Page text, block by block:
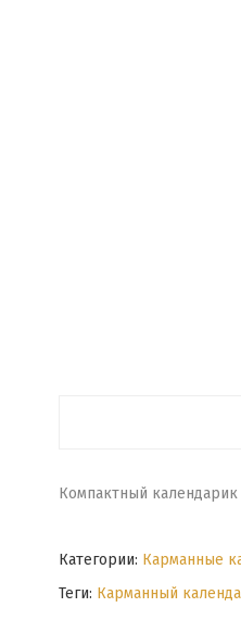
Компактный календарик
Категории: Карманные
Теги: Карманный